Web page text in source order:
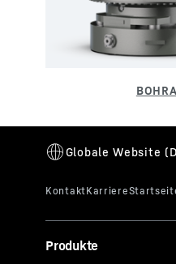
Produkte